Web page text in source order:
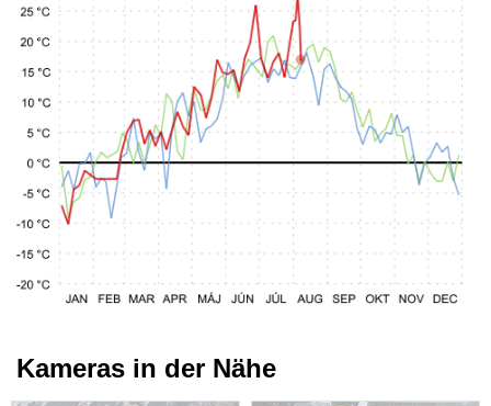
Kameras in der Nähe